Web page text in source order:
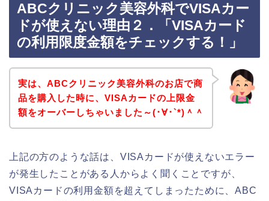
ABCクリニック美容外科でVISAカー
ドが使えない理由２．「VISAカード
の利用限度金額をチェックする！」
実は、ABCクリニック美容外科のお店で商
品を購入した時に、VISAカードの上限金
額をオーバーしちゃいました～(･∀･`*)＾＾
上記の方のような話は、VISAカードが使えないエラー
が発生したことがある人からよく聞くことですが、
VISAカードの利用金額を超えてしまったために、ABC